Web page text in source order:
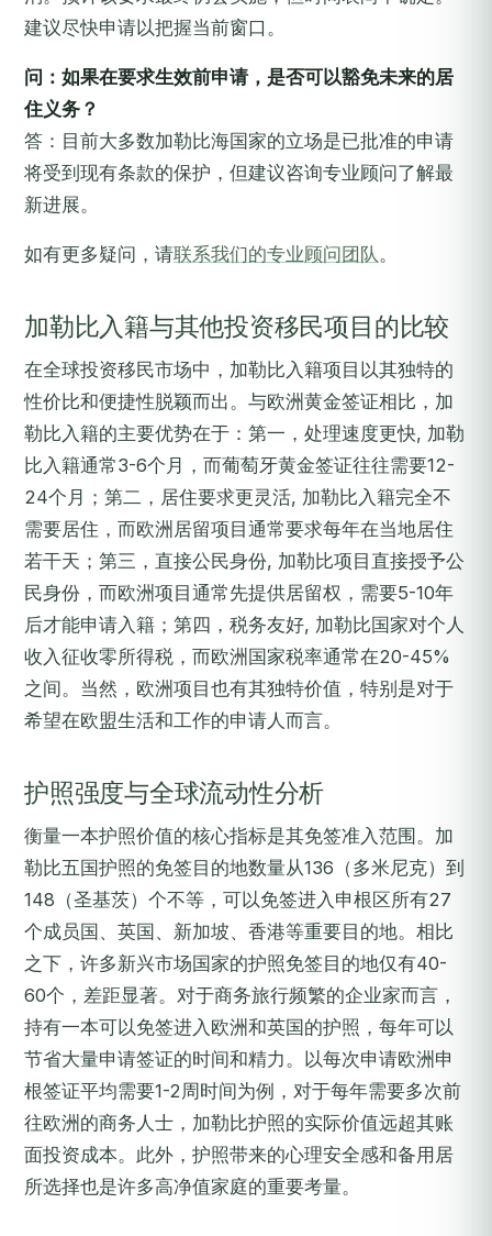
建议尽快申请以把握当前窗口。
问：如果在要求生效前申请，是否可以豁免未来的居
住义务？
答：目前大多数加勒比海国家的立场是已批准的申请
将受到现有条款的保护，但建议咨询专业顾问了解最
新进展。
如有更多疑问，请联系我们的专业顾问团队。
加勒比入籍与其他投资移民项目的比较
在全球投资移民市场中，加勒比入籍项目以其独特的
性价比和便捷性脱颖而出。与欧洲黄金签证相比，加
勒比入籍的主要优势在于：第一，处理速度更快, 加勒
比入籍通常3-6个月，而葡萄牙黄金签证往往需要12-
24个月；第二，居住要求更灵活, 加勒比入籍完全不
需要居住，而欧洲居留项目通常要求每年在当地居住
若干天；第三，直接公民身份, 加勒比项目直接授予公
民身份，而欧洲项目通常先提供居留权，需要5-10年
后才能申请入籍；第四，税务友好, 加勒比国家对个人
收入征收零所得税，而欧洲国家税率通常在20-45%
之间。当然，欧洲项目也有其独特价值，特别是对于
希望在欧盟生活和工作的申请人而言。
护照强度与全球流动性分析
衡量一本护照价值的核心指标是其免签准入范围。加
勒比五国护照的免签目的地数量从136（多米尼克）到
148（圣基茨）个不等，可以免签进入申根区所有27
个成员国、英国、新加坡、香港等重要目的地。相比
之下，许多新兴市场国家的护照免签目的地仅有40-
60个，差距显著。对于商务旅行频繁的企业家而言，
持有一本可以免签进入欧洲和英国的护照，每年可以
节省大量申请签证的时间和精力。以每次申请欧洲申
根签证平均需要1-2周时间为例，对于每年需要多次前
往欧洲的商务人士，加勒比护照的实际价值远超其账
面投资成本。此外，护照带来的心理安全感和备用居
所选择也是许多高净值家庭的重要考量。